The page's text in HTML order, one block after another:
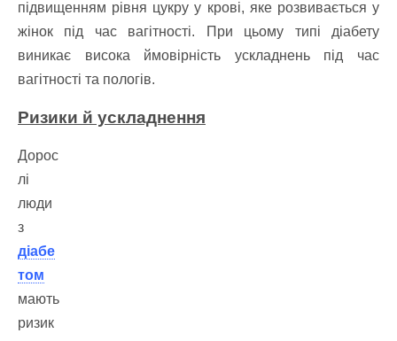
підвищенням рівня цукру у крові, яке розвивається у
жінок під час вагітності. При цьому типі діабету
виникає висока ймовірність ускладнень під час
вагітності та пологів.
Ризики й ускладнення
Дорос
лі
люди
з
діабе
том
мають
ризик